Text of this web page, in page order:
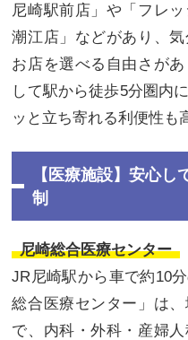
尼崎駅前店」や「フレ
潮江店」などがあり、
お店を選べる自由さが
して駅から徒歩5分圏内
ッと立ち寄れる利便性も
【医療施設】安心
制
尼崎総合医療センター
JR尼崎駅から車で約10
総合医療センター」は
で、内科・外科・産婦